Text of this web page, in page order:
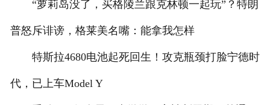
“萝莉岛没了，买格陵兰跟克林顿一起玩”？特朗
普怒斥诽谤，格莱美名嘴：能拿我怎样
特斯拉4680电池起死回生！攻克瓶颈打脸宁德时
代，已上车Model Y